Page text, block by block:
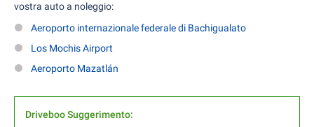
vostra auto a noleggio:
Aeroporto internazionale federale di Bachigualato
Los Mochis Airport
Aeroporto Mazatlán
Driveboo Suggerimento: